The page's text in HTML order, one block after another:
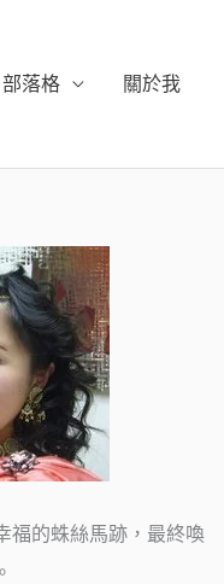
部落格 關於我
福的蛛絲馬跡，最終喚